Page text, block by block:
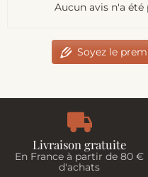
Aucun avis n'a
Soyez le
Livraison gratuite
En France à partir de 80 €
d'achats